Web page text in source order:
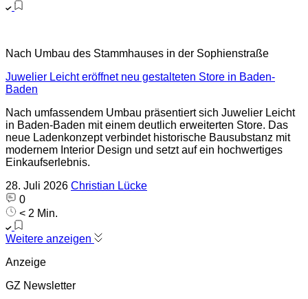
Nach Umbau des Stammhauses in der Sophienstraße
Juwelier Leicht eröffnet neu gestalteten Store in Baden-
Baden
Nach umfassendem Umbau präsentiert sich Juwelier Leicht
in Baden-Baden mit einem deutlich erweiterten Store. Das
neue Ladenkonzept verbindet historische Bausubstanz mit
modernem Interior Design und setzt auf ein hochwertiges
Einkaufserlebnis.
28. Juli 2026 Christian Lücke
0
< 2 Min.
Weitere anzeigen
Anzeige
GZ Newsletter